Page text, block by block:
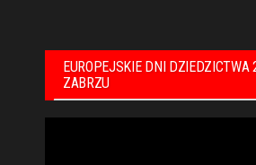
EUROPEJSKIE DNI DZIEDZICTWA
ZABRZU